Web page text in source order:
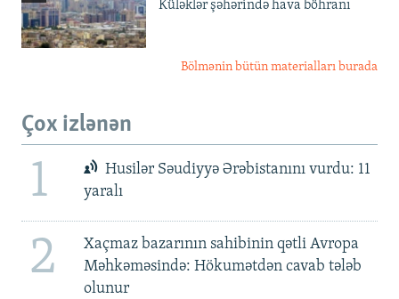
Küləklər şəhərində hava böhranı
Bölmənin bütün materialları burada
Çox izlənən
1
Husilər Səudiyyə Ərəbistanını vurdu: 11
yaralı
2
Xaçmaz bazarının sahibinin qətli Avropa
Məhkəməsində: Hökumətdən cavab tələb
olunur